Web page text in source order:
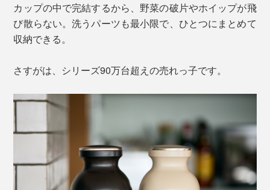
カップの中で完結するから、野菜の破片やホイップが飛
び散らない。洗うパーツも最小限で、ひとつにまとめて
収納できる。
さすがは、シリーズ90万台超えの売れっ子です。